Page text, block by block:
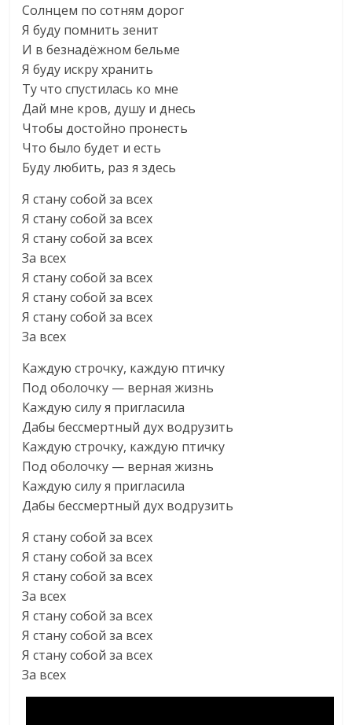
Солнцем по сотням дорог
Я буду помнить зенит
И в безнадёжном бельме
Я буду искру хранить
Ту что спустилась ко мне
Дай мне кров, душу и днесь
Чтобы достойно пронесть
Что было будет и есть
Буду любить, раз я здесь
Я стану собой за всех
Я стану собой за всех
Я стану собой за всех
За всех
Я стану собой за всех
Я стану собой за всех
Я стану собой за всех
За всех
Каждую строчку, каждую птичку
Под оболочку — верная жизнь
Каждую силу я пригласила
Дабы бессмертный дух водрузить
Каждую строчку, каждую птичку
Под оболочку — верная жизнь
Каждую силу я пригласила
Дабы бессмертный дух водрузить
Я стану собой за всех
Я стану собой за всех
Я стану собой за всех
За всех
Я стану собой за всех
Я стану собой за всех
Я стану собой за всех
За всех